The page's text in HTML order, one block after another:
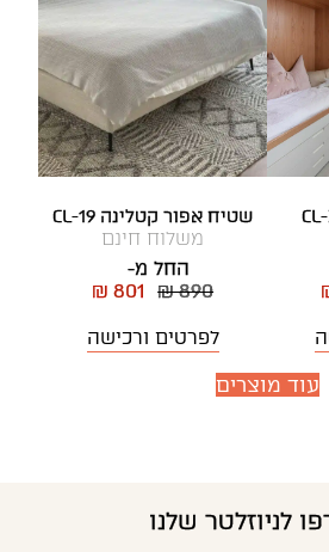
שטיח אפור קטלינה CL-19
משלוח חינם
החל מ-
₪ 890
₪ 801
לפרטים ורכישה
עוד מוצרים
לניוזלטר שלנו